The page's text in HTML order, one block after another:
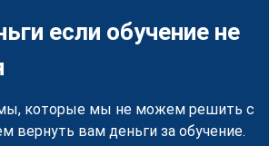
если обучение не
которые мы не можем решить с
вернуть вам деньги за обучение.